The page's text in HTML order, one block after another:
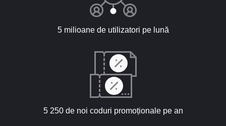
5 milioane de utilizatori pe lună
5 250 de noi coduri promoționale pe an